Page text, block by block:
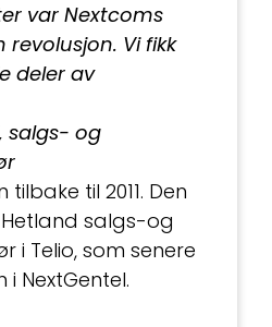
var Nextcoms
revolusjon. Vi fikk
deler av
salgs- og
til 2011. Den
salgs-og
i Telio, som senere
i NextGentel.